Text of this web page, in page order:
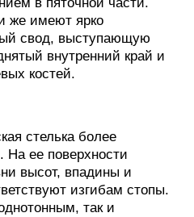
в пяточной части.
же имеют ярко
свод, выступающую
внутренний край и
костей.
стелька более
На ее поверхности
высот, впадины и
изгибам стопы.
так и